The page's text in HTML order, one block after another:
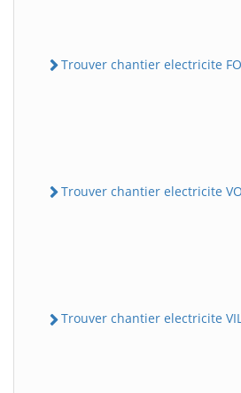
Trouver chantier electricite
Trouver chantier electricite
Trouver chantier electricite